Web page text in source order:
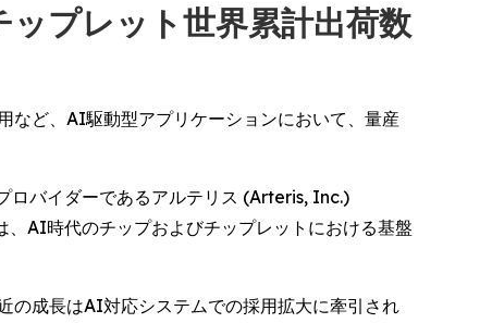
プレット世界累計出荷数
など、AI駆動型アプリケーションにおいて、量産
ロバイダーであるアルテリス (Arteris, Inc.)
AI時代のチップおよびチップレットにおける基盤
の成長はAI対応システムでの採用拡大に牽引され